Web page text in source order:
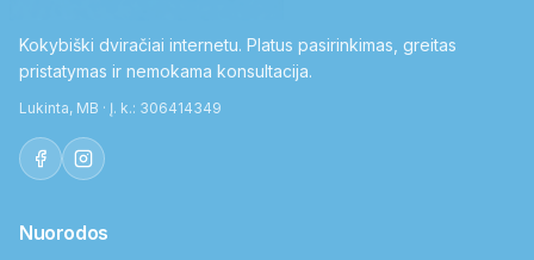
Kokybiški dviračiai internetu. Platus pasirinkimas, greitas
pristatymas ir nemokama konsultacija.
Lukinta, MB · Į. k.: 306414349
Nuorodos